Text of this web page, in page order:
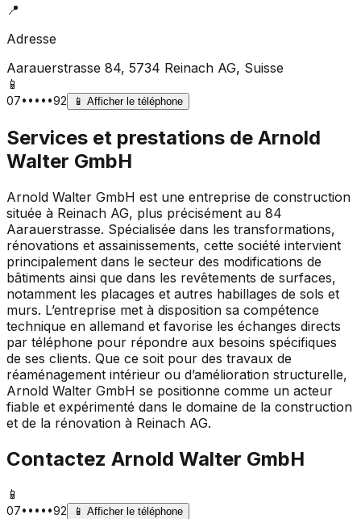
📍
Adresse
Aarauerstrasse 84, 5734 Reinach AG, Suisse
📱
07•••••92 📱 Afficher le téléphone
Services et prestations de Arnold
Walter GmbH
Arnold Walter GmbH est une entreprise de construction
située à Reinach AG, plus précisément au 84
Aarauerstrasse. Spécialisée dans les transformations,
rénovations et assainissements, cette société intervient
principalement dans le secteur des modifications de
bâtiments ainsi que dans les revêtements de surfaces,
notamment les placages et autres habillages de sols et
murs. L’entreprise met à disposition sa compétence
technique en allemand et favorise les échanges directs
par téléphone pour répondre aux besoins spécifiques
de ses clients. Que ce soit pour des travaux de
réaménagement intérieur ou d’amélioration structurelle,
Arnold Walter GmbH se positionne comme un acteur
fiable et expérimenté dans le domaine de la construction
et de la rénovation à Reinach AG.
Contactez Arnold Walter GmbH
📱
07•••••92 📱 Afficher le téléphone